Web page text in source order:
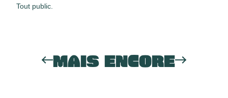
Tout public.
MAIS ENCORE